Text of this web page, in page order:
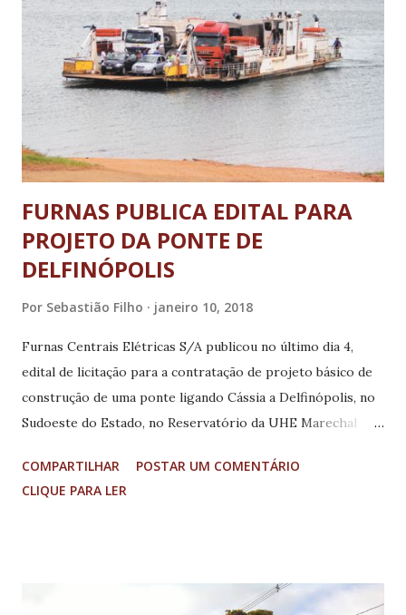
clube foi o Cascavel-PR. O atacante Neílson Costa Júnior
está com 30 anos e tem 1,81 m de altura. Atuou por equipes
como Mirassol, Chapecoense, Avaí, Caxias, Londrina,
Portuguesa. Em 2017 jogou pelo São Paulo-RS. Os atletas
agora aguardam seus nomes serem publicados no Boletim
Informativo Diário (BID) da Confederação B...
FURNAS PUBLICA EDITAL PARA
PROJETO DA PONTE DE
DELFINÓPOLIS
Por Sebastião Filho janeiro 10, 2018
Furnas Centrais Elétricas S/A publicou no último dia 4,
edital de licitação para a contratação de projeto básico de
construção de uma ponte ligando Cássia a Delfinópolis, no
Sudoeste do Estado, no Reservatório da UHE Marechal
consecutivas reuniões ocorridas na sede da empresa, no
Rio de Janeiro, agendada pelo deputado Cássio Sores
(Mauro do táxi), Fransérgio Anselmo Pimenta e Dóris Day
COMPARTILHAR
POSTAR UM COMENTÁRIO
CLIQUE PARA LER